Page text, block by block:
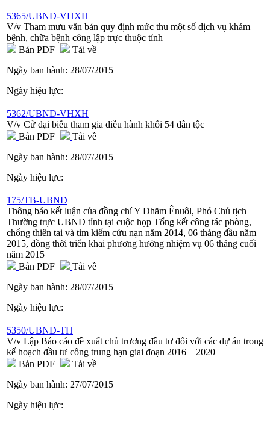
5365/UBND-VHXH
V/v Tham mưu văn bản quy định mức thu một số dịch vụ khám
bệnh, chữa bệnh công lập trực thuộc tỉnh
Bản PDF
Tải về
Ngày ban hành: 28/07/2015
Ngày hiệu lực:
5362/UBND-VHXH
V/v Cử đại biểu tham gia diễu hành khối 54 dân tộc
Bản PDF
Tải về
Ngày ban hành: 28/07/2015
Ngày hiệu lực:
175/TB-UBND
Thông báo kết luận của đồng chí Y Dhăm Ênuôl, Phó Chủ tịch
Thường trực UBND tỉnh tại cuộc họp Tổng kết công tác phòng,
chống thiên tai và tìm kiếm cứu nạn năm 2014, 06 tháng đầu năm
2015, đồng thời triển khai phương hướng nhiệm vụ 06 tháng cuối
năm 2015
Bản PDF
Tải về
Ngày ban hành: 28/07/2015
Ngày hiệu lực:
5350/UBND-TH
V/v Lập Báo cáo đề xuất chủ trương đầu tư đối với các dự án trong
kế hoạch đầu tư công trung hạn giai đoạn 2016 – 2020
Bản PDF
Tải về
Ngày ban hành: 27/07/2015
Ngày hiệu lực: